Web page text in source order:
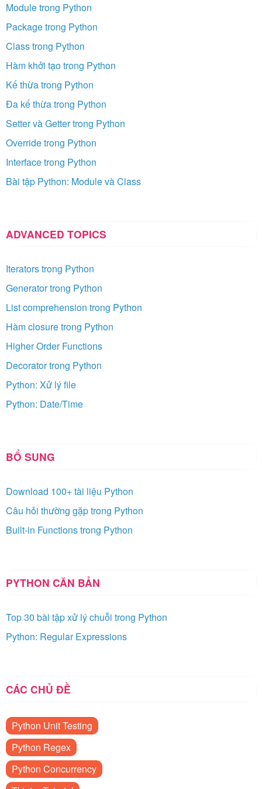
Module trong Python
Package trong Python
Class trong Python
Hàm khởi tạo trong Python
Kế thừa trong Python
Đa kế thừa trong Python
Setter và Getter trong Python
Override trong Python
Interface trong Python
Bài tập Python: Module và Class
ADVANCED TOPICS
Iterators trong Python
Generator trong Python
List comprehension trong Python
Hàm closure trong Python
Higher Order Functions
Decorator trong Python
Python: Xử lý file
Python: Date/Time
BỔ SUNG
Download 100+ tài liệu Python
Câu hỏi thường gặp trong Python
Built-in Functions trong Python
PYTHON CĂN BẢN
Top 30 bài tập xử lý chuỗi trong Python
Python: Regular Expressions
CÁC CHỦ ĐỀ
Python Unit Testing
Python Regex
Python Concurrency